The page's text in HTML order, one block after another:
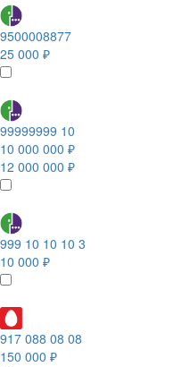
9500008877
25 000 ₽
99999999 10
10 000 000 ₽
12 000 000 ₽
999 10 10 10 3
10 000 ₽
917 088 08 08
150 000 ₽